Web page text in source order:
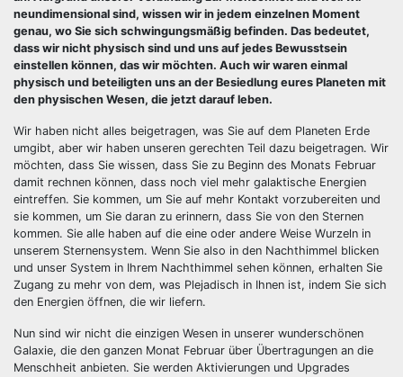
neundimensional sind, wissen wir in jedem einzelnen Moment
genau, wo Sie sich schwingungsmäßig befinden. Das bedeutet,
dass wir nicht physisch sind und uns auf jedes Bewusstsein
einstellen können, das wir möchten. Auch wir waren einmal
physisch und beteiligten uns an der Besiedlung eures Planeten mit
den physischen Wesen, die jetzt darauf leben.
Wir haben nicht alles beigetragen, was Sie auf dem Planeten Erde
umgibt, aber wir haben unseren gerechten Teil dazu beigetragen. Wir
möchten, dass Sie wissen, dass Sie zu Beginn des Monats Februar
damit rechnen können, dass noch viel mehr galaktische Energien
eintreffen. Sie kommen, um Sie auf mehr Kontakt vorzubereiten und
sie kommen, um Sie daran zu erinnern, dass Sie von den Sternen
kommen. Sie alle haben auf die eine oder andere Weise Wurzeln in
unserem Sternensystem. Wenn Sie also in den Nachthimmel blicken
und unser System in Ihrem Nachthimmel sehen können, erhalten Sie
Zugang zu mehr von dem, was Plejadisch in Ihnen ist, indem Sie sich
den Energien öffnen, die wir liefern.
Nun sind wir nicht die einzigen Wesen in unserer wunderschönen
Galaxie, die den ganzen Monat Februar über Übertragungen an die
Menschheit anbieten. Sie werden Aktivierungen und Upgrades